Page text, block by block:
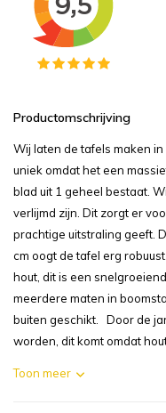
Productomschrijving
Wij laten de tafels maken
uniek omdat het een
blad uit 1 geheel bestaat.
verlijmd zijn. Dit zorgt er
prachtige uitstraling geeft.
cm oogt de tafel erg
hout, dit is een
meerdere maten in
buiten geschikt. Door de
worden, dit komt omdat
Toon meer